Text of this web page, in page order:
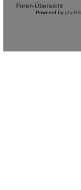
Foren-Übersicht
Powered by phpBB